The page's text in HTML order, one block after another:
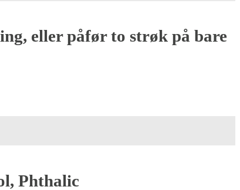
eller påfør to strøk på bare
Phthalic